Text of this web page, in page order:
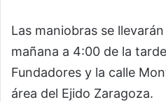
Las maniobras se
mañana a 4:00 de la
Fundadores y la calle
área del Ejido Zaragoza.